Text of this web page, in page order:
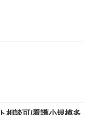
相談可/看護小規模多